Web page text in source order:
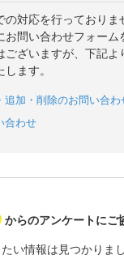
対応を行っておりま
お問い合わせフォーム
ございますが、下記よ
ます。
追加・削除のお問い合わ
合わせ
病院なび
からのアンケートにご
い情報は見つかりま